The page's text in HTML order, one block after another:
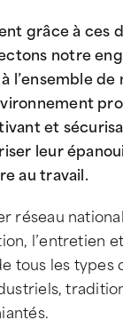
grâce à ces
notre
l’ensemble de
et
leur
au travail.
réseau
l’entretien
tous les types